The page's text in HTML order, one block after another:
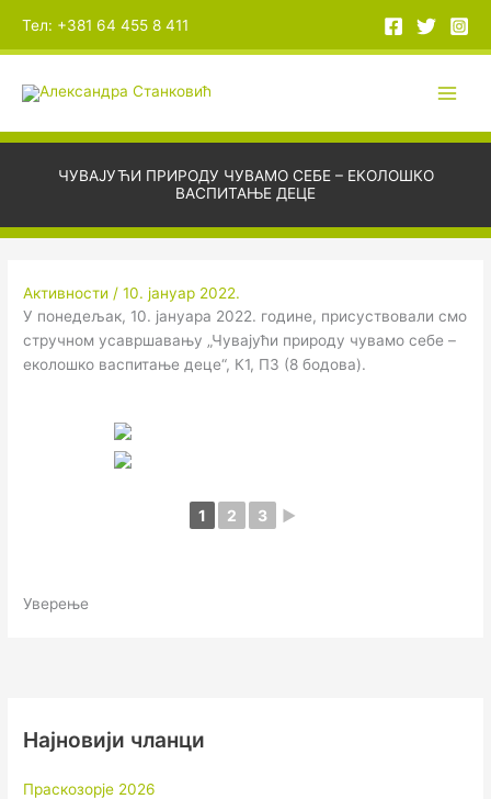
садржај
Тел: +381 64 455 8 411
ЧУВАЈУЋИ ПРИРОДУ ЧУВАМО СЕБЕ – ЕКОЛОШКО
ВАСПИТАЊЕ ДЕЦЕ
Активности /10. јануар 2022.
У понедељак, 10. јануара 2022. године, присуствовали смо
стручном усавршавању „Чувајући природу чувамо себе –
еколошко васпитање деце“, К1, П3 (8 бодова).
1 2 3 ►
Уверење
Најновији чланци
Праскозорје 2026
и
в